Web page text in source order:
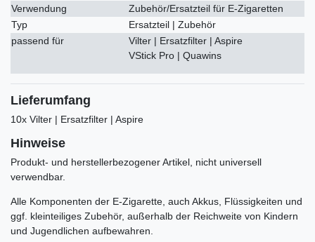
Verwendung
Zubehör/Ersatzteil für E-Zigaretten
Typ
Ersatzteil | Zubehör
passend für
Vilter | Ersatzfilter | Aspire
VStick Pro | Quawins
Lieferumfang
10x Vilter | Ersatzfilter | Aspire
Hinweise
Produkt- und herstellerbezogener Artikel, nicht universell
verwendbar.
Alle Komponenten der E-Zigarette, auch Akkus, Flüssigkeiten und
ggf. kleinteiliges Zubehör, außerhalb der Reichweite von Kindern
und Jugendlichen aufbewahren.